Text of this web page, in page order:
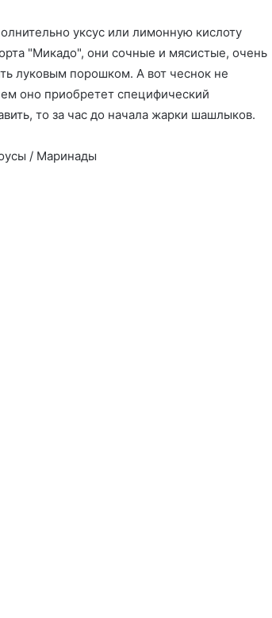
уксус или лимонную кислоту
"Микадо", они сочные и мясистые, очень
луковым порошком. А вот чеснок не
оно приобретет специфический
то за час до начала жарки шашлыков.
/ Маринады